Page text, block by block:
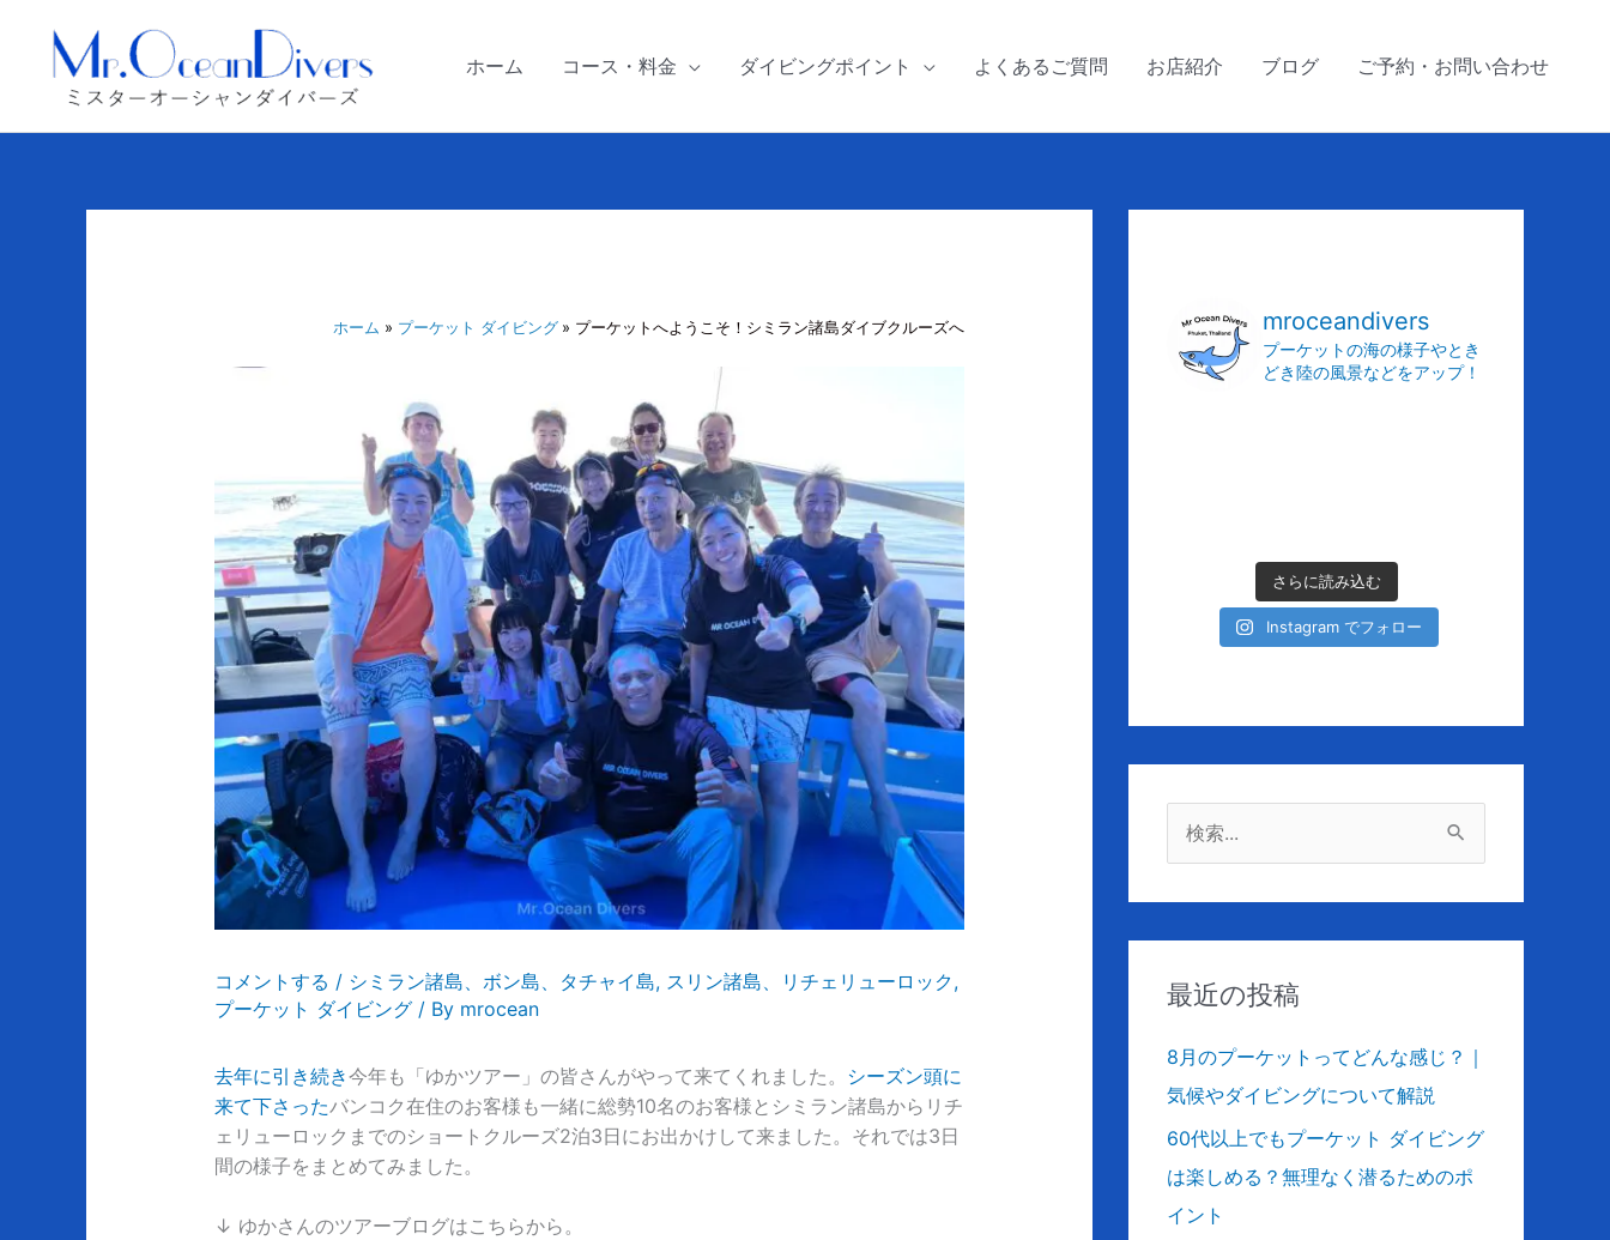
キ
ホーム コース・料金 ダイビングポイント よくあるご質問 お店紹介 ブログ ご予約・お問い合わせ
ホーム プーケット ダイビング プーケットへようこそ！シミラン諸島ダイブクルーズへ
コメントする / シミラン諸島、ボン島、タチャイ島, スリン諸島、リチェリューロック,
プーケット ダイビング/ By mrocean
去年に引き続き今年も「ゆかツアー」の皆さんがやって来てくれました。
シーズン頭に
来て下さったバンコク在住のお客様も一緒に総勢10名のお客様とシミラン諸島からリチ
ェリューロックまでのショートクルーズ2泊3日にお出かけして来ました。それでは3日
間の様子をまとめてみました。
↓ ゆかさんのツアーブログはこちらから。
mroceandivers
プーケットの海の様子やとき
どき陸の風景などをアップ！
さらに読み込む
Instagram でフォロー
:最近の投稿
8月のプーケットってどんな感じ？｜
気候やダイビングについて解説
60代以上でもプーケット ダイビング
は楽しめる？無理なく潜るためのポ
イント